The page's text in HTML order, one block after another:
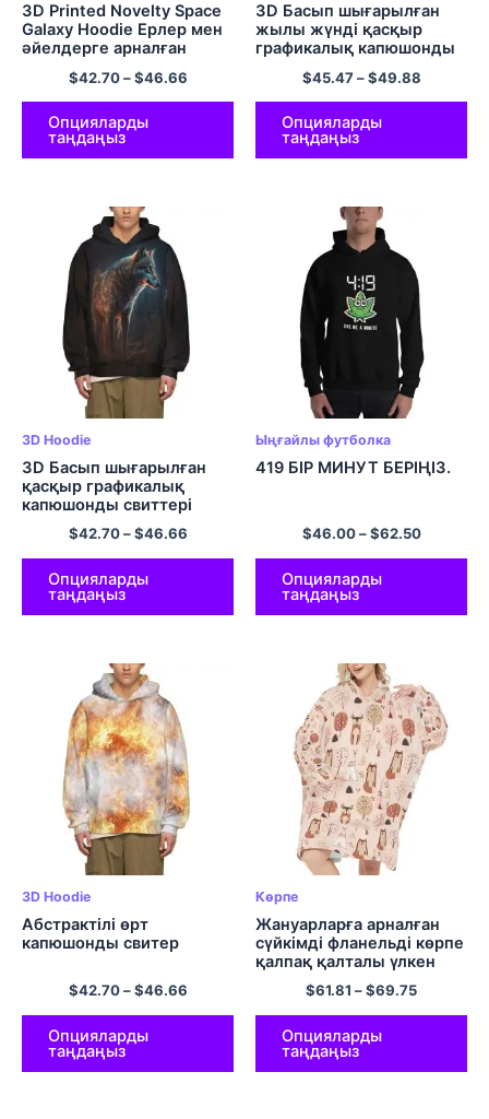
3D Printed Novelty Space
Galaxy Hoodie Ерлер мен
әйелдерге арналған
қалтасы бар полиэфирлі
$42.70–$46.66
Опцияларды
таңдаңыз
3D Басып шығарылған
жылы жүнді қасқыр
графикалық капюшонды
свит көйлек Ұзын жеңді
пуловер капюшон
$45.47–$49.88
Опцияларды
таңдаңыз
3D Hoodie
3D Басып шығарылған
қасқыр графикалық
капюшонды свиттері
Ұзын жеңді пуловер
капюшон
$42.70–$46.66
Опцияларды
таңдаңыз
Ыңғайлы футболка
419 БІР МИНУТ БЕРІҢІЗ.
$46.00–$62.50
Опцияларды
таңдаңыз
3D Hoodie
Абстрактілі өрт
капюшонды свитер
$42.70–$46.66
Опцияларды
таңдаңыз
Көрпе
Жануарларға арналған
сүйкімді фланельді көрпе
қалпақ қалталы үлкен
плюш жайлы капюшонды
көрпе & Бір өлшемді
жеңдер барлығына
сәйкес келеді
$61.81 –$69.75
Опцияларды
таңдаңыз